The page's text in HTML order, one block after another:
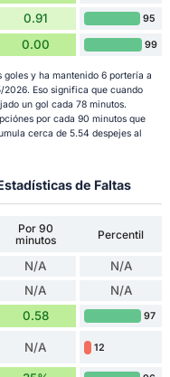
0.91 95
0.00 99
goles y ha mantenido 6 portería a
2026. Eso significa que cuando
un gol cada 78 minutos.
por cada 90 minutos que
cerca de 5.54 despejes al
de Faltas
Por 90
minutos
Percentil
N/A N/A
N/A N/A
0.58 97
N/A 12